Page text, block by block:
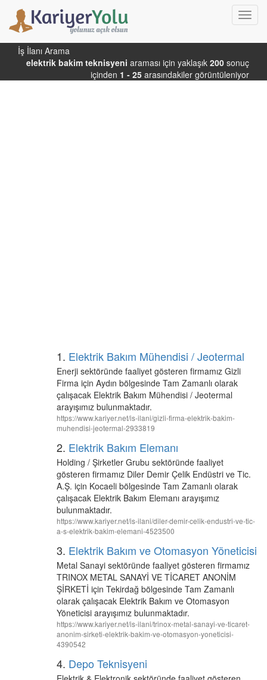
İş İlanı Arama
elektrik bakim teknisyeni araması için yaklaşık 200 sonuç
içinden 1 - 25 arasındakiler görüntüleniyor
1. Elektrik Bakım Mühendisi / Jeotermal
Enerji sektöründe faaliyet gösteren firmamız Gizli
Firma için Aydın bölgesinde Tam Zamanlı olarak
çalışacak Elektrik Bakım Mühendisi / Jeotermal
arayışımız bulunmaktadır.
https://www.kariyer.net/is-ilani/gizli-firma-elektrik-bakim-
muhendisi-jeotermal-2933819
2. Elektrik Bakım Elemanı
Holding / Şirketler Grubu sektöründe faaliyet
gösteren firmamız Diler Demir Çelik Endüstri ve Tic.
A.Ş. için Kocaeli bölgesinde Tam Zamanlı olarak
çalışacak Elektrik Bakım Elemanı arayışımız
bulunmaktadır.
https://www.kariyer.net/is-ilani/diler-demir-celik-endustri-ve-tic-
a-s-elektrik-bakim-elemani-4523500
3. Elektrik Bakım ve Otomasyon Yöneticisi
Metal Sanayi sektöründe faaliyet gösteren firmamız
TRINOX METAL SANAYİ VE TİCARET ANONİM
ŞİRKETİ için Tekirdağ bölgesinde Tam Zamanlı
olarak çalışacak Elektrik Bakım ve Otomasyon
Yöneticisi arayışımız bulunmaktadır.
https://www.kariyer.net/is-ilani/trinox-metal-sanayi-ve-ticaret-
anonim-sirketi-elektrik-bakim-ve-otomasyon-yoneticisi-
4390542
4. Depo Teknisyeni